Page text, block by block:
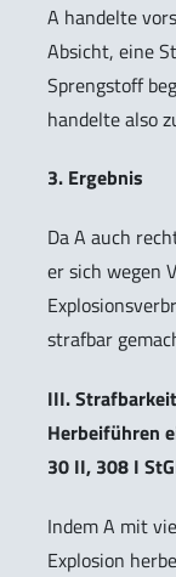
A handelte
Absicht, eine
Sprengstoff
handelte also
3. Ergebnis
Da A auch
er sich wegen
strafbar
III.
Herbeiführen
30 II, 308 I
Indem A mit
Explosion